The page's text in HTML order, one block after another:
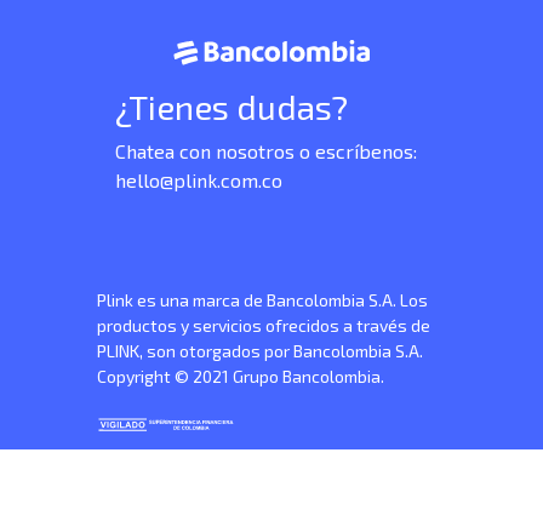
¿Tienes dudas?
Chatea con nosotros o escríbenos:
hello@plink.com.co
Plink es una marca de Bancolombia S.A. Los
productos y servicios ofrecidos a través de
PLINK, son otorgados por Bancolombia S.A.
Copyright © 2021 Grupo Bancolombia.